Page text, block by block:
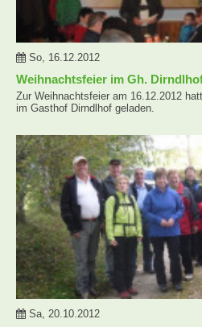
So, 16.12.2012
Weihnachtsfeier im Gh.
Zur Weihnachtsfeier am 16.12.2012
im Gasthof Dirndlhof geladen.
Sa, 20.10.2012